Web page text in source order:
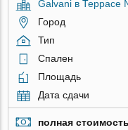
Galvani в Террасе
Город
Тип
Спален
Площадь
Дата сдачи
полная стоимость